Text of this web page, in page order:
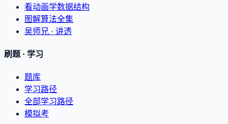
看动画学数据结构
图解算法全集
吴师兄 · 讲透
刷题 · 学习
题库
学习路径
全部学习路径
模拟考